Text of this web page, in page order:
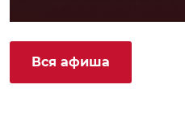
Вся афиша